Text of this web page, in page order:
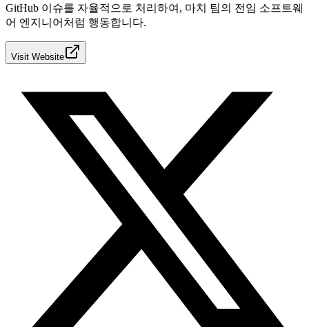
GitHub 이슈를 자율적으로 처리하여, 마치 팀의 전임 소프트웨
어 엔지니어처럼 행동합니다.
Visit Website